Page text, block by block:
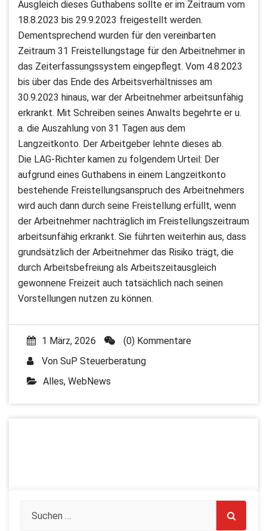
Ausgleich dieses Guthabens sollte er im Zeitraum vom
18.8.2023 bis 29.9.2023 freigestellt werden.
Dementsprechend wurden für den vereinbarten
Zeitraum 31 Freistellungstage für den Arbeitnehmer in
das Zeiterfassungssystem eingepflegt. Vom 4.8.2023
bis über das Ende des Arbeitsverhältnisses am
30.9.2023 hinaus, war der Arbeitnehmer arbeitsunfähig
erkrankt. Mit Schreiben seines Anwalts begehrte er u.
a. die Auszahlung von 31 Tagen aus dem
Langzeitkonto. Der Arbeitgeber lehnte dieses ab.
Die LAG-Richter kamen zu folgendem Urteil: Der
aufgrund eines Guthabens in einem Langzeitkonto
bestehende Freistellungsanspruch des Arbeitnehmers
wird auch dann durch seine Freistellung erfüllt, wenn
der Arbeitnehmer nachträglich im Freistellungszeitraum
arbeitsunfähig erkrankt. Sie führten weiterhin aus, dass
grundsätzlich der Arbeitnehmer das Risiko trägt, die
durch Arbeitsbefreiung als Arbeitszeitausgleich
gewonnene Freizeit auch tatsächlich nach seinen
Vorstellungen nutzen zu können.
1 März, 2026
(0) Kommentare
Von SuP Steuerberatung
Alles, WebNews